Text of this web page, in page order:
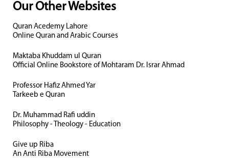
Our Other Websites
Quran Acedemy Lahore
Online Quran and Arabic Courses
Maktaba Khuddam ul Quran
Official Online Bookstore of Mohtaram Dr. Israr Ahmad
Professor Hafiz Ahmed Yar
Tarkeeb e Quran
Dr. Muhammad Rafi uddin
Philosophy - Theology - Education
Give up Riba
An Anti Riba Movement